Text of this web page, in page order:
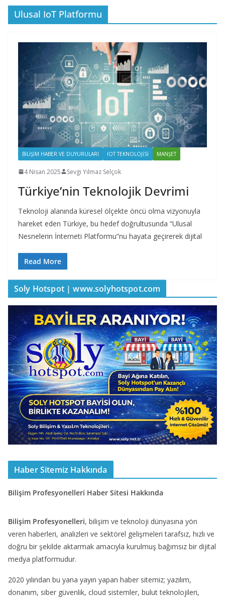
Ulusal IoT Platformu
BILIŞIM HABER VE DUYURULARI IOT TEKNOLOJISI MANŞET
4 Nisan 2025 Sevgi Yılmaz Selçok
Türkiye’nin Teknolojik Devrimi
Teknoloji alanında küresel ölçekte öncü olma vizyonuyla
hareket eden Türkiye, bu hedef doğrultusunda “Ulusal
Nesnelerin İnterneti Platformu”nu hayata geçirerek dijital
Read More
Soly Hotspot | www.solyhotspot.com
Haber Sitemiz Hakkında
Bilişim Profesyonelleri Haber Sitesi Hakkında
Bilişim Profesyonelleri, bilişim ve teknoloji dünyasına yön
veren haberleri, analizleri ve sektörel gelişmeleri tarafsız, hızlı ve
doğru bir şekilde aktarmak amacıyla kurulmuş bağımsız bir dijital
medya platformudur.
2020 yılından bu yana yayın yapan haber sitemiz; yazılım,
donanım, siber güvenlik, cloud sistemler, bulut teknolojileri,